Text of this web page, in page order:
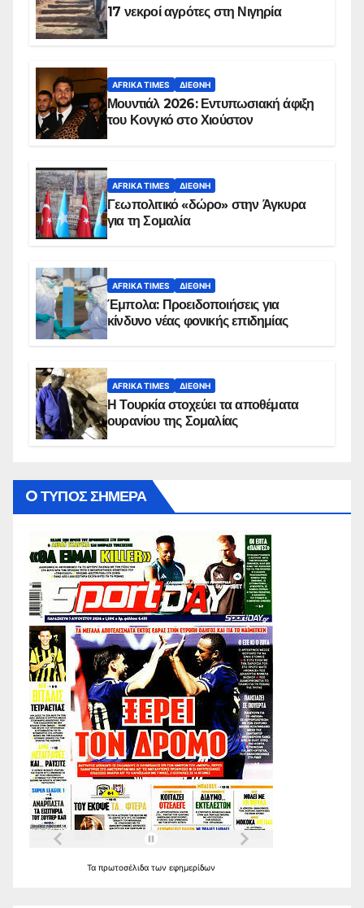
17 νεκροί αγρότες στη Νιγηρία
AFRIKA TIMES ΔΙΕΘΝΉ
Μουντιάλ 2026: Εντυπωσιακή άφιξη
του Κονγκό στο Χιούστον
AFRIKA TIMES ΔΙΕΘΝΉ
Γεωπολιτικό «δώρο» στην Άγκυρα
για τη Σομαλία
AFRIKA TIMES ΔΙΕΘΝΉ
Έμπολα: Προειδοποιήσεις για
κίνδυνο νέας φονικής επιδημίας
AFRIKA TIMES ΔΙΕΘΝΉ
Η Τουρκία στοχεύει τα αποθέματα
ουρανίου της Σομαλίας
O ΤΥΠΟΣ ΣΗΜΕΡΑ
Τα πρωτοσέλιδα των εφημερίδων